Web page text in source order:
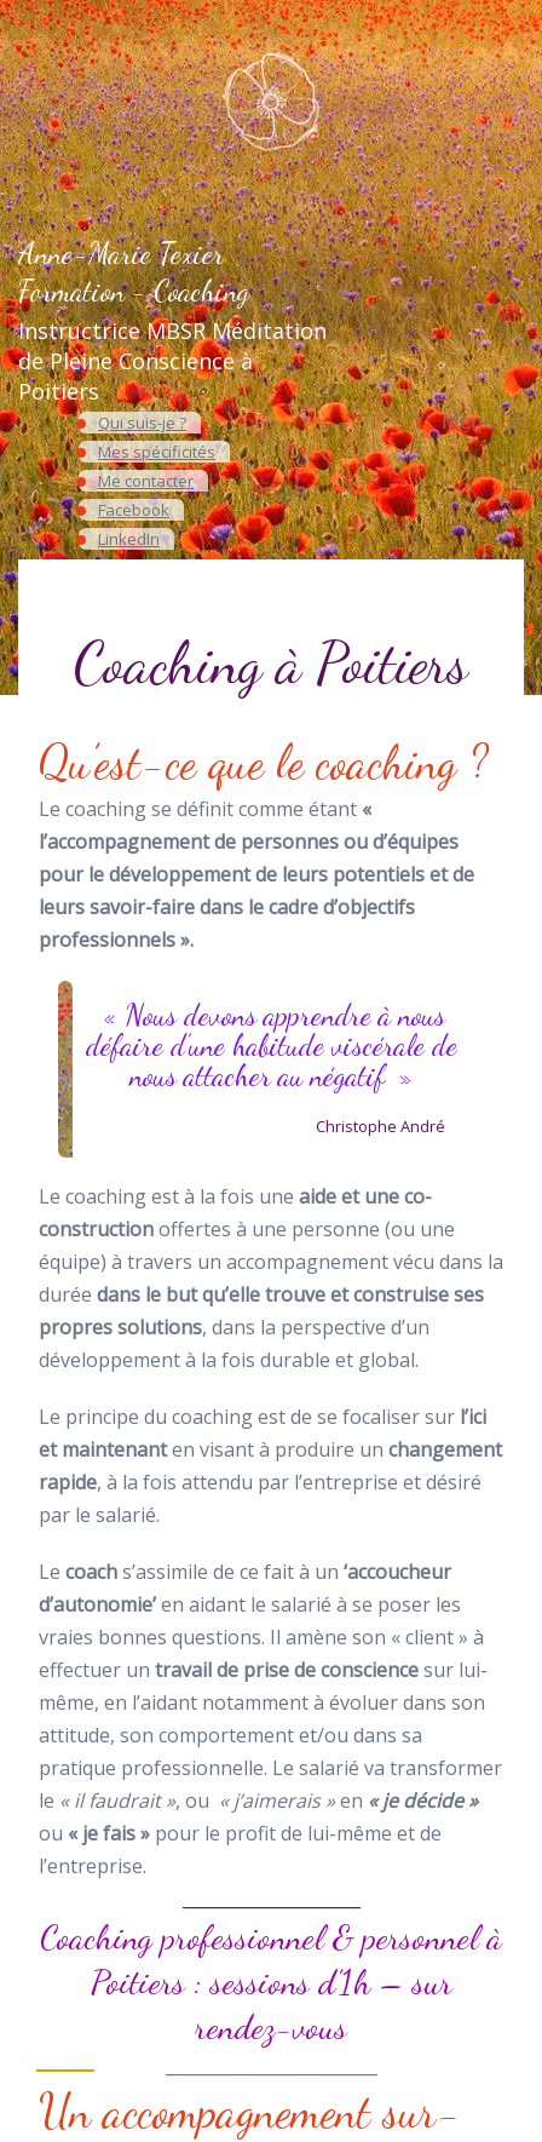
Aller
au
contenu
Anne-Marie Texier
Formation - Coaching
Instructrice MBSR Méditation
de Pleine Conscience à
Poitiers
Qui suis-je ?
Mes spécificités
Me contacter
Facebook
LinkedIn
Menu
Coaching à Poitiers
Qu’est-ce que le coaching ?
Le coaching se définit comme étant «
l’accompagnement de personnes ou d’équipes
pour le développement de leurs potentiels et de
leurs savoir-faire dans le cadre d’objectifs
professionnels ».
« Nous devons apprendre à nous
défaire d’une habitude viscérale de
nous attacher au négatif »
Christophe André
Le coaching est à la fois une aide et une co-
constructionoffertes à une personne (ou une
équipe) à travers un accompagnement vécu dans la
durée dans le but qu’elle trouve et construise ses
propres solutions, dans la perspective d’un
développement à la fois durable et global.
Le principe du coaching est de se focaliser sur l’ici
et maintenanten visant à produire un changement
rapide, à la fois attendu par l’entreprise et désiré
par le salarié.
Le coachs’assimile de ce fait à un ‘accoucheur
d’autonomie’en aidant le salarié à se poser les
vraies bonnes questions. Il amène son « client » à
effectuer un travail de prise de consciencesur lui-
même, en l’aidant notamment à évoluer dans son
attitude, son comportement et/ou dans sa
pratique professionnelle. Le salarié va transformer
le « il faudrait », ou « j’aimerais »en « je décide »
ou « je fais » pour le profit de lui-même et de
l’entreprise.
Coaching professionnel & personnel à
Poitiers : sessions d’1h – sur
rendez-vous
Un accompagnement sur-